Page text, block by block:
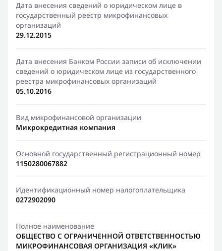
Дата внесения сведений о юридическом лице в
государственный реестр микрофинансовых
организаций
29.12.2015
Дата внесения Банком России записи об исключении
сведений о юридическом лице из государственного
реестра микрофинансовых организаций
05.10.2016
Вид микрофинансовой организации
Микрокредитная компания
Основной государственный регистрационный номер
1150280067882
Идентификационный номер налогоплательщика
0272902090
Полное наименование
ОБЩЕСТВО С ОГРАНИЧЕННОЙ ОТВЕТСТВЕННОСТЬЮ
МИКРОФИНАНСОВАЯ ОРГАНИЗАЦИЯ «КЛИК»